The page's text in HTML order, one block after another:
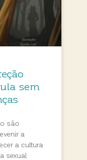
sem
são
a
a cultura
sexual